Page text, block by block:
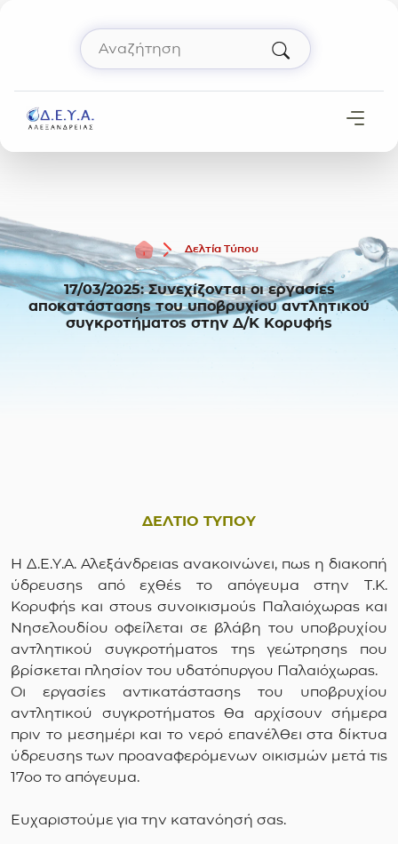
Αναζήτηση
ΑρχικήΔελτία Τύπου
17/03/2025: Συνεχίζονται οι εργασίες
αποκατάστασης του υποβρυχίου αντλητικού
συγκροτήματος στην Δ/Κ Κορυφής
ΔΕΛΤΙΟ ΤΥΠΟΥ
Η Δ.Ε.Υ.Α. Αλεξάνδρειας ανακοινώνει, πως η διακοπή
ύδρευσης από εχθές το απόγευμα στην Τ.Κ.
Κορυφής και στους συνοικισμούς Παλαιόχωρας και
Νησελουδίου οφείλεται σε βλάβη του υποβρυχίου
αντλητικού συγκροτήματος της γεώτρησης που
βρίσκεται πλησίον του υδατόπυργου Παλαιόχωρας.
Οι εργασίες αντικατάστασης του υποβρυχίου
αντλητικού συγκροτήματος θα αρχίσουν σήμερα
πριν το μεσημέρι και το νερό επανέλθει στα δίκτυα
ύδρευσης των προαναφερόμενων οικισμών μετά τις
17οο το απόγευμα.
Ευχαριστούμε για την κατανόησή σας.